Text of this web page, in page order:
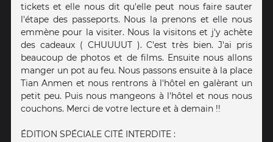
tickets et elle nous dit qu'elle peut nous faire sauter
l'étape des passeports. Nous la prenons et elle nous
emmène pour la visiter. Nous la visitons et j'y achète
des cadeaux ( CHUUUUT ). C'est très bien. J'ai pris
beaucoup de photos et de films. Ensuite nous allons
manger un pot au feu. Nous passons ensuite à la place
Tian Anmen et nous rentrons à l'hôtel en galèrant un
petit peu. Puis nous mangeons à l'hôtel et nous nous
couchons. Merci de votre lecture et à demain !!
ÉDITION SPÉCIALE CITÉ INTERDITE :